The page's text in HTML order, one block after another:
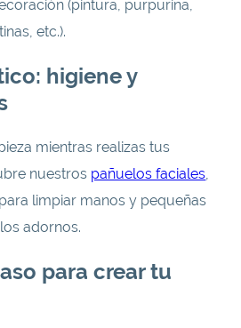
(pintura, purpurina,
etc.).
higiene y
mientras realizas tus
nuestros pañuelos faciales,
limpiar manos y pequeñas
adornos.
para crear tu